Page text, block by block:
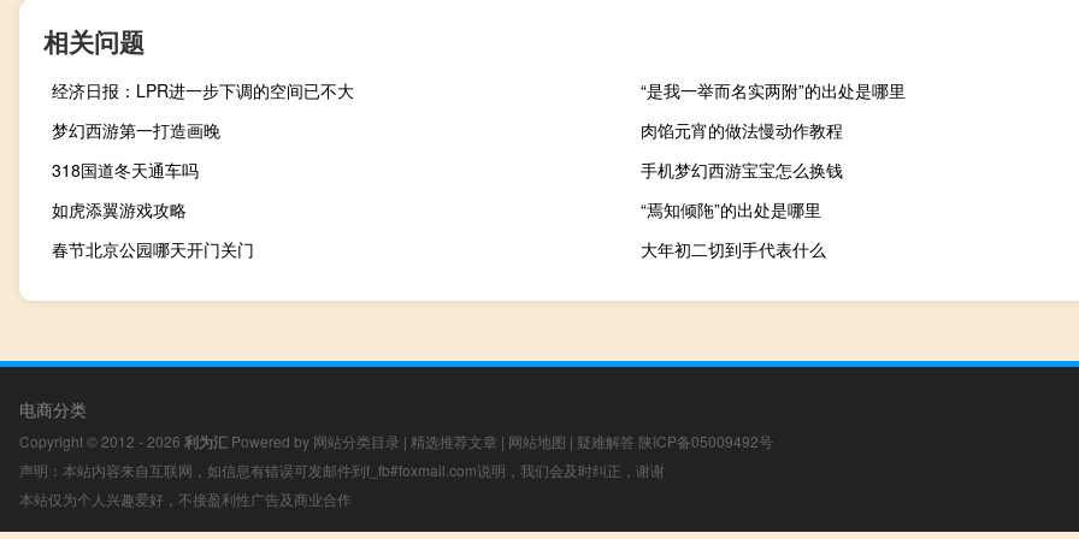
相关问题
经济日报：LPR进一步下调的空间已不大
“是我一举而名实两附”的出处是哪里
梦幻西游第一打造画晚
肉馅元宵的做法慢动作教程
318国道冬天通车吗
手机梦幻西游宝宝怎么换钱
如虎添翼游戏攻略
“焉知倾陁”的出处是哪里
春节北京公园哪天开门关门
大年初二切到手代表什么
电商分类
Copyright © 2012 - 2026 利为汇 Powered by 网站分类目录 | 精选推荐文章 | 网站地图 | 疑难解答 陕ICP备05009492号
声明：本站内容来自互联网，如信息有错误可发邮件到f_fb#foxmail.com说明，我们会及时纠正，谢谢
本站仅为个人兴趣爱好，不接盈利性广告及商业合作